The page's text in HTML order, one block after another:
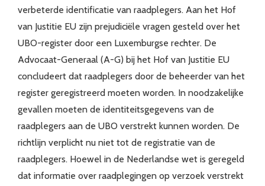
verbeterde identificatie van raadplegers. Aan het Hof
van Justitie EU zijn prejudiciële vragen gesteld over het
UBO-register door een Luxemburgse rechter. De
Advocaat-Generaal (A-G) bij het Hof van Justitie EU
concludeert dat raadplegers door de beheerder van het
register geregistreerd moeten worden. In noodzakelijke
gevallen moeten de identiteitsgegevens van de
raadplegers aan de UBO verstrekt kunnen worden. De
richtlijn verplicht nu niet tot de registratie van de
raadplegers. Hoewel in de Nederlandse wet is geregeld
dat informatie over raadplegingen op verzoek verstrekt